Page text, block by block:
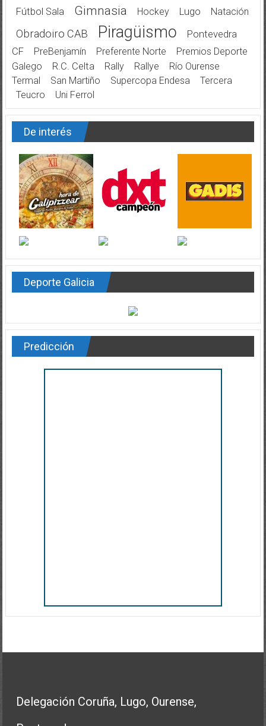
Fútbol Sala Gimnasia Hockey Lugo Natación
Obradoiro CAB Piragüismo
Pontevedra
CF
PreBenjamín Preferente Norte
Premios Deporte
Galego
R.C. Celta Rally Rallye
Río Ourense
Termal
San Martiño Supercopa Endesa
Tercera
Teucro
Uni Ferrol
De interés
Deporte Galicia
Predicción
Delegación Coruña, Lugo, Ourense,